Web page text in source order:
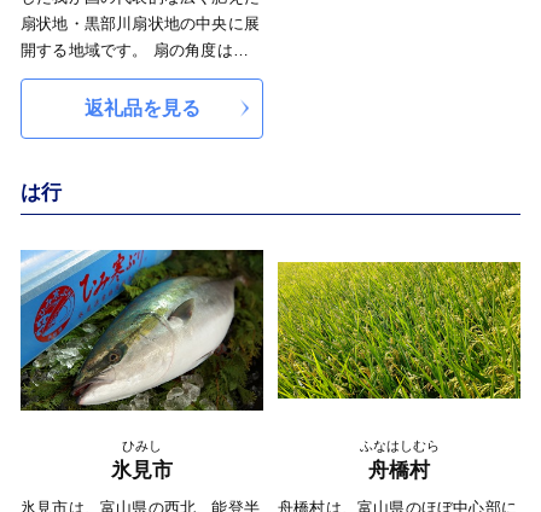
扇状地・黒部川扇状地の中央に展
開する地域です。 扇の角度は約
60度、扇頂から海岸までは約
13.5kmと、日本屈指の大きさと
美しさを誇る扇状地です。 雄大
谷から流れる黒部川、全国名水百
選に指定された黒部川湧水群や
水、じょうべのま遺跡や杉沢の沢
スギなどの史跡や天然記念物、コ
シヒカリやチューリップ、入善ジ
ャンボ西瓜など、世界に誇れる特
色ある地域資源を有しています。
返礼品を見る
は行
ひみし
氷見市
氷見市は、富山県の西北、能登半
ふなはしむら
舟橋村
舟橋村は、富山県のほぼ中心部に